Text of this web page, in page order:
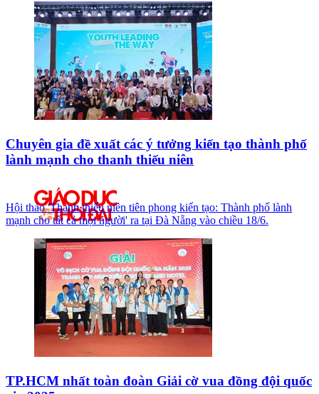
Chuyên gia đề xuất các ý tưởng kiến tạo thành phố
lành mạnh cho thanh thiếu niên
Hội thảo 'Thanh thiếu niên tiên phong kiến tạo: Thành phố lành
mạnh cho tất cả mọi người' ra tại Đà Nẵng vào chiều 18/6.
TP.HCM nhất toàn đoàn Giải cờ vua đồng đội quốc